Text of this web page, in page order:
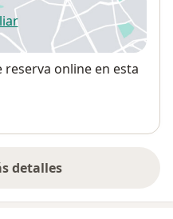
abre en una nueva
reserva online en esta
detalles
la dirección